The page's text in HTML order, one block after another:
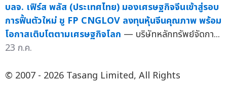
บลจ. เฟิร์ส พลัส (ประเทศไทย) มองเศรษฐกิจจีนเข้าสู่รอบ
การฟื้นตัวใหม่ ชู FP CNGLOV ลงทุนหุ้นจีนคุณภาพ พร้อม
โอกาสเติบโตตามเศรษฐกิจโลก — บริษัทหลักทรัพย์จัดกา...
23 ก.ค.
© 2007 - 2026 Tasang Limited, All Rights